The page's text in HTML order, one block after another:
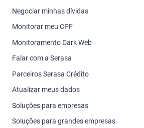
Negociar minhas dívidas
Monitorar meu CPF
Monitoramento Dark Web
Falar com a Serasa
Parceiros Serasa Crédito
Atualizar meus dados
Soluções para empresas
Soluções para grandes empresas